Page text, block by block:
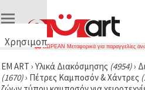
Χρησιμοποιούμε
🍪
Χρησιμοποιούμε
ΔΩΡΕΑΝ Μεταφορικά για παραγγελίες
EM ART › Υλικά Διακόσμησης (4954)›
(1670)› Πέτρες Καμποσόν & Χάντρες